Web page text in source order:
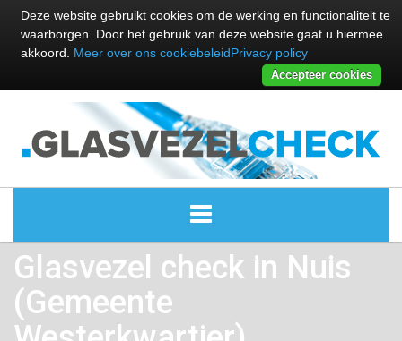
ALLE GLASVEZEL PROVIDERS
GLASVEZEL PROVIDERS
Glasvezel check in Nuis
(Gemeente
Deze website gebruikt cookies om de werking en functionaliteit te
waarborgen. Door het gebruik van deze website gaat u hiermee
akkoord. Meer over ons cookiebeleidPrivacy policy
Accepteer cookies